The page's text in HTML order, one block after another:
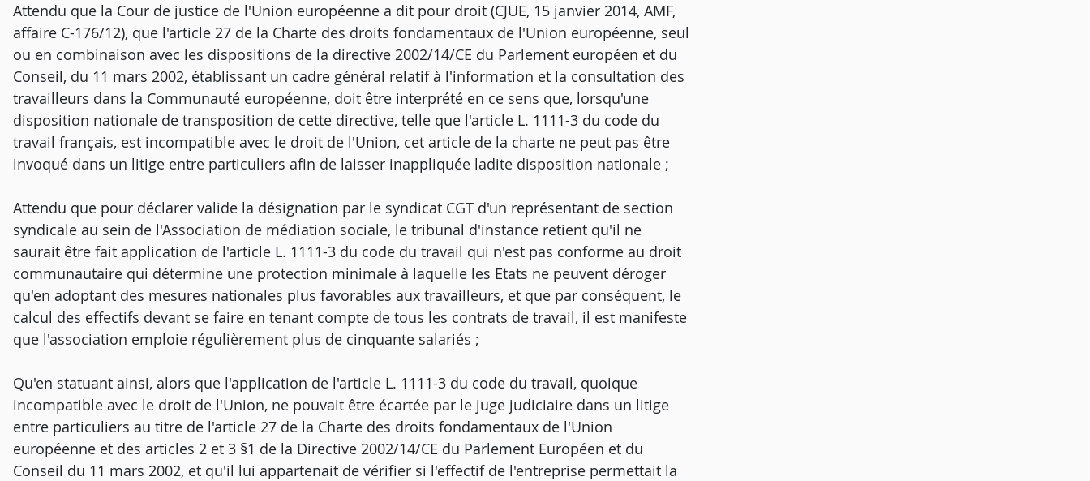
Attendu que la Cour de justice de l'Union européenne a dit pour droit (CJUE, 15 janvier 2014, AMF,
affaire C-176/12), que l'article 27 de la Charte des droits fondamentaux de l'Union européenne, seul
ou en combinaison avec les dispositions de la directive 2002/14/CE du Parlement européen et du
Conseil, du 11 mars 2002, établissant un cadre général relatif à l'information et la consultation des
travailleurs dans la Communauté européenne, doit être interprété en ce sens que, lorsqu'une
disposition nationale de transposition de cette directive, telle que l'article L. 1111-3 du code du
travail français, est incompatible avec le droit de l'Union, cet article de la charte ne peut pas être
invoqué dans un litige entre particuliers afin de laisser inappliquée ladite disposition nationale ;
Attendu que pour déclarer valide la désignation par le syndicat CGT d'un représentant de section
syndicale au sein de l'Association de médiation sociale, le tribunal d'instance retient qu'il ne
saurait être fait application de l'article L. 1111-3 du code du travail qui n'est pas conforme au droit
communautaire qui détermine une protection minimale à laquelle les Etats ne peuvent déroger
qu'en adoptant des mesures nationales plus favorables aux travailleurs, et que par conséquent, le
calcul des effectifs devant se faire en tenant compte de tous les contrats de travail, il est manifeste
que l'association emploie régulièrement plus de cinquante salariés ;
Qu'en statuant ainsi, alors que l'application de l'article L. 1111-3 du code du travail, quoique
incompatible avec le droit de l'Union, ne pouvait être écartée par le juge judiciaire dans un litige
entre particuliers au titre de l'article 27 de la Charte des droits fondamentaux de l'Union
européenne et des articles 2 et 3 §1 de la Directive 2002/14/CE du Parlement Européen et du
Conseil du 11 mars 2002, et qu'il lui appartenait de vérifier si l'effectif de l'entreprise permettait la